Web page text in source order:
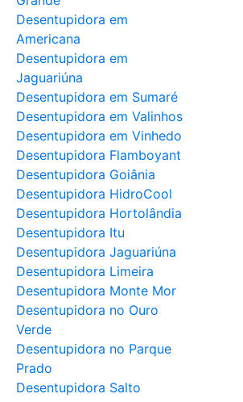
Desentupidora em
Americana
Desentupidora em
Jaguariúna
Desentupidora em Sumaré
Desentupidora em Valinhos
Desentupidora em Vinhedo
Desentupidora Flamboyant
Desentupidora Goiânia
Desentupidora HidroCool
Desentupidora Hortolândia
Desentupidora Itu
Desentupidora Jaguariúna
Desentupidora Limeira
Desentupidora Monte Mor
Desentupidora no Ouro
Verde
Desentupidora no Parque
Prado
Desentupidora Salto